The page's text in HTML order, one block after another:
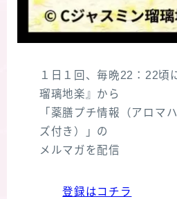
１日１回、毎晩22：22頃
瑠璃地楽』から
「薬膳プチ情報（アロマ
ズ付き）」の
メルマガを配信
登録はコチラ